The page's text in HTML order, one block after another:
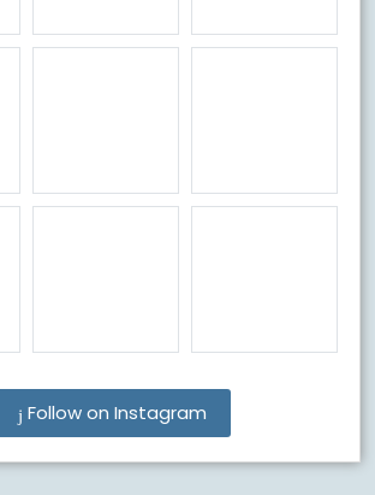
Follow on Instagram